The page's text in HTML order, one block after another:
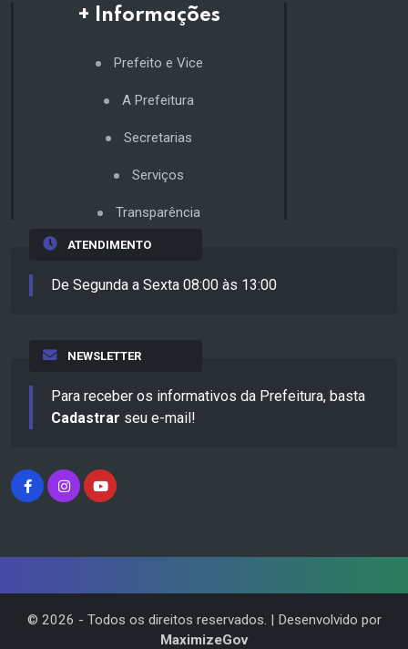
+ Informações
Prefeito e Vice
A Prefeitura
Secretarias
Serviços
Transparência
ATENDIMENTO
De Segunda a Sexta 08:00 às 13:00
NEWSLETTER
Para receber os informativos da Prefeitura, basta
Cadastrar seu e-mail!
© 2026 - Todos os direitos reservados. | Desenvolvido por
MaximizeGov